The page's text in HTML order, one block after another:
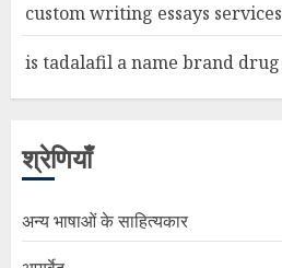
custom writing essays services
is tadalafil a name brand drug
श्रेणियाँ
अन्य भाषाओं के साहित्यकार